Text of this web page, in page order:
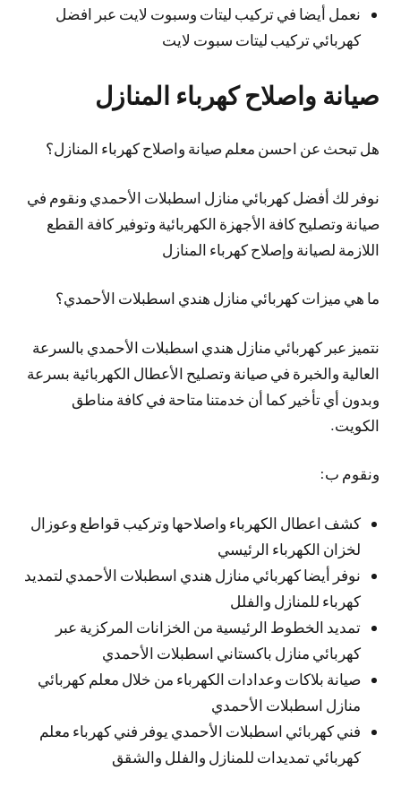
نعمل أيضا في تركيب ليتات وسبوت لايت عبر افضل
كهربائي تركيب ليتات سبوت لايت
صيانة واصلاح كهرباء المنازل
هل تبحث عن احسن معلم صيانة واصلاح كهرباء المنازل؟
نوفر لك أفضل كهربائي منازل اسطبلات الأحمدي ونقوم في
صيانة وتصليح كافة الأجهزة الكهربائية وتوفير كافة القطع
اللازمة لصيانة وإصلاح كهرباء المنازل
ما هي ميزات كهربائي منازل هندي اسطبلات الأحمدي؟
نتميز عبر كهربائي منازل هندي اسطبلات الأحمدي بالسرعة
العالية والخبرة في صيانة وتصليح الأعطال الكهربائية بسرعة
وبدون أي تأخير كما أن خدمتنا متاحة في كافة مناطق
الكويت.
ونقوم ب:
كشف اعطال الكهرباء واصلاحها وتركيب قواطع وعوزال
لخزان الكهرباء الرئيسي
نوفر أيضا كهربائي منازل هندي اسطبلات الأحمدي لتمديد
كهرباء للمنازل والفلل
تمديد الخطوط الرئيسية من الخزانات المركزية عبر
كهربائي منازل باكستاني اسطبلات الأحمدي
صيانة بلاكات وعدادات الكهرباء من خلال معلم كهربائي
منازل اسطبلات الأحمدي
فني كهربائي اسطبلات الأحمدي يوفر فني كهرباء معلم
كهربائي تمديدات للمنازل والفلل والشقق